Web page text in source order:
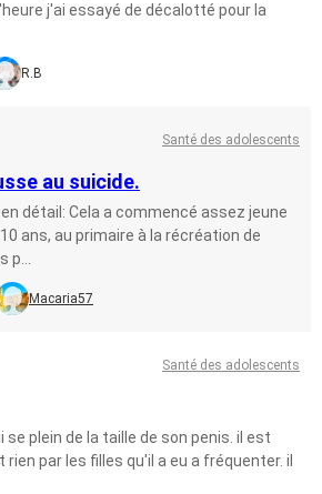
j'ai essayé de décalotté pour la
R.B
Santé des adolescents
au suicide.
détail: Cela a commencé assez jeune
ans, au primaire à la récréation de
Macaria57
Santé des adolescents
se plein de la taille de son penis. il est
par les filles qu'il a eu a fréquenter. il